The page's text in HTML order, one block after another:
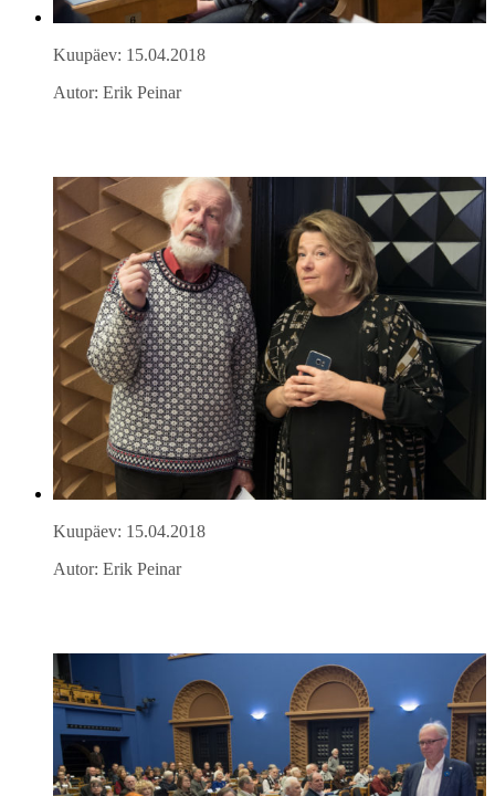
Kuupäev: 15.04.2018
Autor: Erik Peinar
Kuupäev: 15.04.2018
Autor: Erik Peinar